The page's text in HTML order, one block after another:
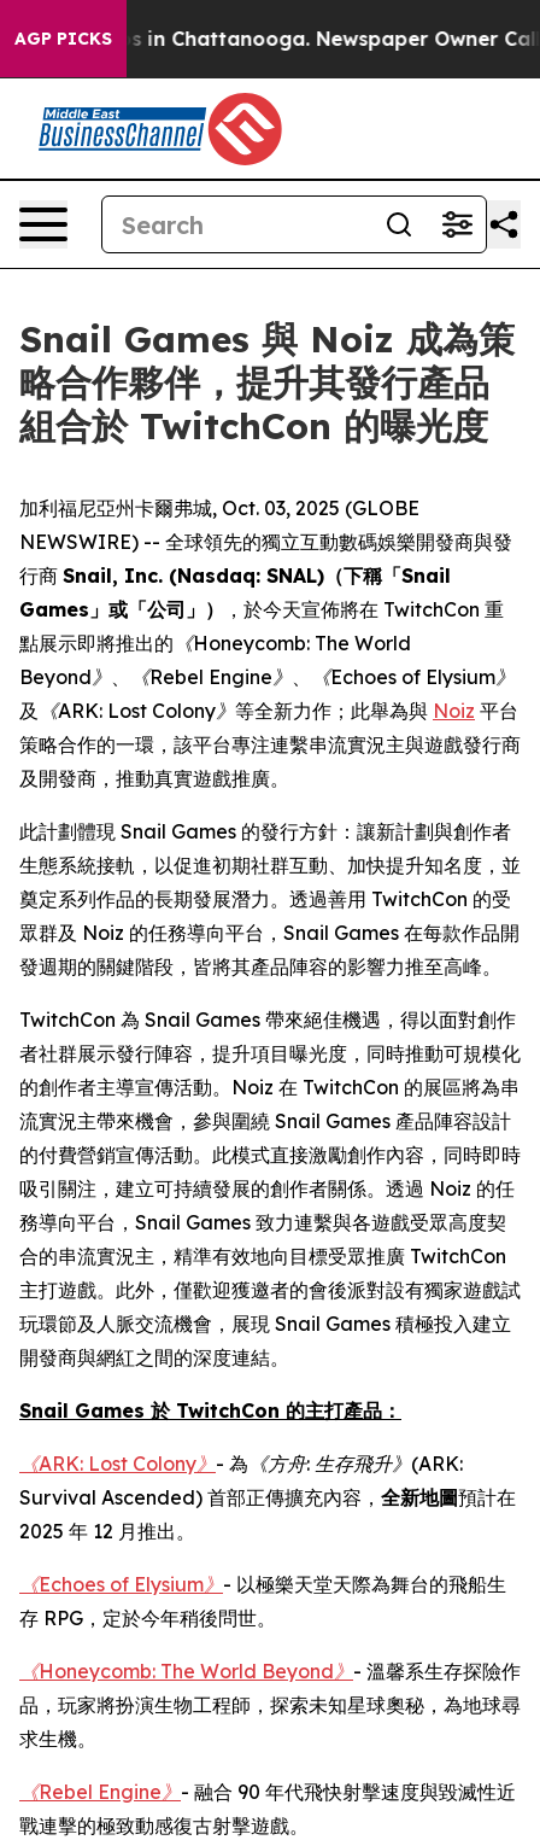
AGP PICKS
Chaos in Chattanooga. Newspaper Owner Calls
Snail Games 與 Noiz 成為策
略合作夥伴，提升其發行產品
組合於 TwitchCon 的曝光度
加利福尼亞州卡爾弗城, Oct. 03, 2025 (GLOBE
NEWSWIRE) -- 全球領先的獨立互動數碼娛樂開發商與發
行商 Snail, Inc. (Nasdaq: SNAL)（下稱「Snail
Games」或「公司」）
，於今天宣佈將在 TwitchCon 重
點展示即將推出的 《Honeycomb: The World
Beyond》 、 《Rebel Engine》 、
《Echoes of Elysium》
及
《ARK: Lost Colony》 等全新力作；此舉為與 Noiz 平台
策略合作的一環，該平台專注連繫串流實況主與遊戲發行商
及開發商，推動真實遊戲推廣。
此計劃體現 Snail Games 的發行方針：讓新計劃與創作者
生態系統接軌，以促進初期社群互動、加快提升知名度，並
奠定系列作品的長期發展潛力。透過善用 TwitchCon 的受
眾群及 Noiz 的任務導向平台，Snail Games 在每款作品開
發週期的關鍵階段，皆將其產品陣容的影響力推至高峰。
TwitchCon 為 Snail Games 帶來絕佳機遇，得以面對創作
者社群展示發行陣容，提升項目曝光度，同時推動可規模化
的創作者主導宣傳活動。Noiz 在 TwitchCon 的展區將為串
流實況主帶來機會，參與圍繞 Snail Games 產品陣容設計
的付費營銷宣傳活動。此模式直接激勵創作內容，同時即時
吸引關注，建立可持續發展的創作者關係。透過 Noiz 的任
務導向平台，Snail Games 致力連繫與各遊戲受眾高度契
合的串流實況主，精準有效地向目標受眾推廣 TwitchCon
主打遊戲。此外，僅歡迎獲邀者的會後派對設有獨家遊戲試
玩環節及人脈交流機會，展現 Snail Games 積極投入建立
開發商與網紅之間的深度連結。
Snail Games 於 TwitchCon 的主打產品：
《ARK: Lost Colony》 - 為 《方舟: 生存飛升》 (ARK:
Survival Ascended) 首部正傳擴充內容， 全新地圖預計在
2025 年 12 月推出。
《Echoes of Elysium》 - 以極樂天堂天際為舞台的飛船生
存 RPG，定於今年稍後問世。
《Honeycomb: The World Beyond》 - 溫馨系生存探險作
品，玩家將扮演生物工程師，探索未知星球奧秘，為地球尋
求生機。
《Rebel Engine》 - 融合 90 年代飛快射擊速度與毀滅性近
戰連擊的極致動感復古射擊遊戲。